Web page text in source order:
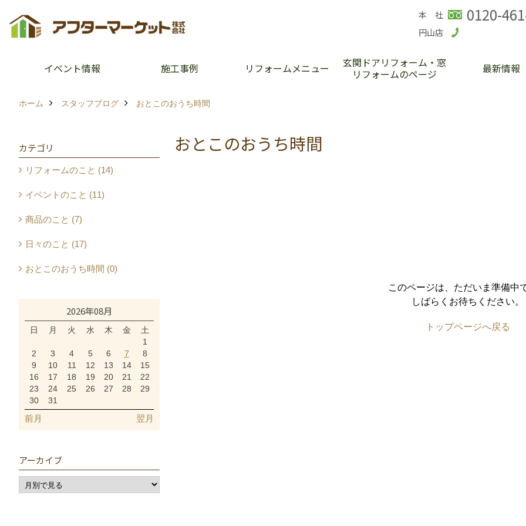
本 社 0120-
円山店
イベント情報 施工事例 リフォームメニュー
玄関ドアリフォーム・窓
リフォームのページ
最新情報
ホーム スタッフブログ おとこのおうち時間
おとこのおうち時間
このページは、ただいま準備中
しばらくお待ちください。
トップページへ戻る
カテゴリ
リフォームのこと (14)
イベントのこと (11)
商品のこと (7)
日々のこと (17)
おとこのおうち時間 (0)
2026年08月
日 月 火 水 木 金
土
1
2
3 4 5 6 7
8
9
10 11 12 13 14
15
16
17 18 19 20 21
22
23
24 25 26 27 28
29
30
31
前月 翌月
アーカイブ